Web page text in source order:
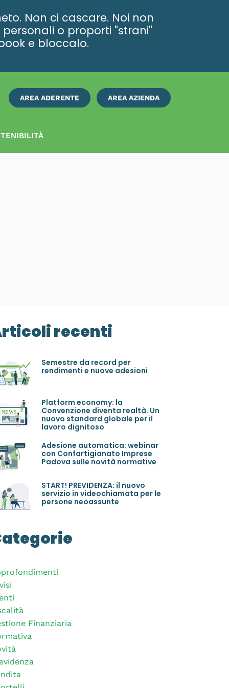
Non ci cascare. Noi non
o proporti "strani"
e bloccalo.
AREA ADERENTE AREA AZIENDA
ISCRIVITI
recenti
Semestre da record per
rendimenti e nuove adesioni
Platform economy: la
Convenzione diventa realtà. Un
nuovo standard globale per il
lavoro dignitoso
Adesione automatica: webinar
con Confartigianato Imprese
Padova sulle novità normative
START! PREVIDENZA: il nuovo
servizio in videochiamata per le
persone neoassunte
Finanziaria